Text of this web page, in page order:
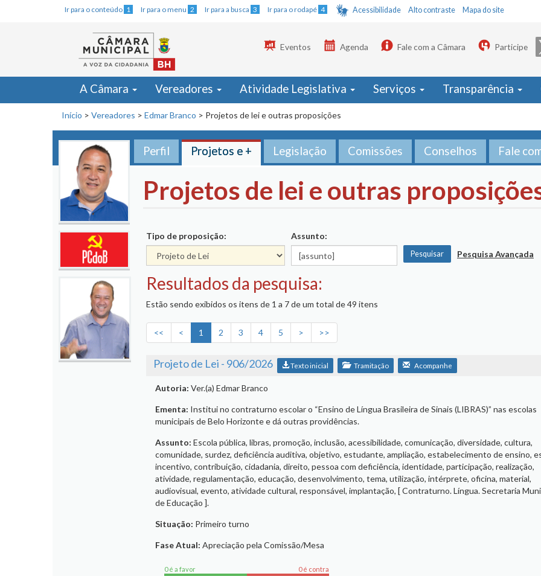
Ir para o conteúdo 1 Ir para o menu 2 Ir para a busca 3 Ir para o rodapé 4 Acessibilidade Alto contraste Mapa do site
Eventos Agenda Fale com a Câmara Participe
A Câmara Vereadores Atividade Legislativa Serviços Transparência
Início > Vereadores > Edmar Branco > Projetos de lei e outras proposições
Perfil Projetos e + Legislação Comissões Conselhos Fale
Projetos de lei e outras
Tipo de proposição:
Assunto:
Pesquisa Avançada
Resultados da pesquisa:
Estão sendo exibidos os itens de 1 a 7 de um total de 49 itens
<< < 1 2 3 4 5 > >>
Projeto de Lei - 906/2026 Texto inicial Tramitação Acompanhe
Autoria: Ver.(a) Edmar Branco
Ementa: Institui no contraturno escolar o “Ensino de Língua Brasileira de Sinais (LIBRAS)” nas escolas
municipais de Belo Horizonte e dá outras providências.
Assunto: Escola pública, libras, promoção, inclusão, acessibilidade, comunicação, diversidade, cultura,
comunidade, surdez, deficiência auditiva, objetivo, estudante, ampliação, estabelecimento de ensino,
incentivo, contribuição, cidadania, direito, pessoa com deficiência, identidade, participação, realização,
atividade, regulamentação, educação, desenvolvimento, tema, utilização, intérprete, oficina, material,
audiovisual, evento, atividade cultural, responsável, implantação, [ Contraturno. Língua. Secretaria
de Educação ].
Situação: Primeiro turno
Fase Atual: Apreciação pela Comissão/Mesa
0 é a favor 0 é contra